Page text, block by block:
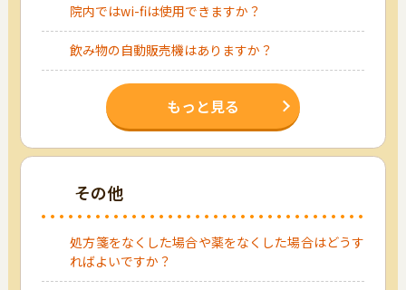
院内ではwi-fiは使用できますか？
飲み物の自動販売機はありますか？
もっと見る
その他
処方箋をなくした場合や薬をなくした場合はどうす
ればよいですか？